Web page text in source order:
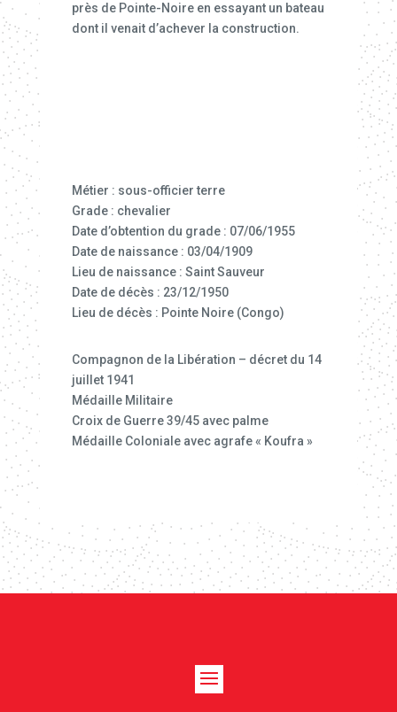
près de Pointe-Noire en essayant un bateau
dont il venait d’achever la construction.
Métier : sous-officier terre
Grade : chevalier
Date d’obtention du grade : 07/06/1955
Date de naissance : 03/04/1909
Lieu de naissance : Saint Sauveur
Date de décès : 23/12/1950
Lieu de décès : Pointe Noire (Congo)
Compagnon de la Libération – décret du 14
juillet 1941
Médaille Militaire
Croix de Guerre 39/45 avec palme
Médaille Coloniale avec agrafe « Koufra »